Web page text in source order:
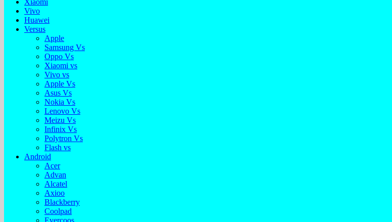
Vivo
Huawei
Versus
Apple
Samsung Vs
Oppo Vs
Xiaomi vs
Vivo vs
Apple Vs
Asus Vs
Nokia Vs
Lenovo Vs
Meizu Vs
Infinix Vs
Polytron Vs
Flash vs
Android
Acer
Advan
Alcatel
Axioo
Blackberry
Coolpad
Evercoos